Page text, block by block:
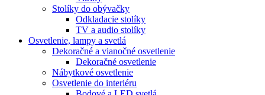
Stolíky do obývačky
Odkladacie stolíky
TV a audio stolíky
Osvetlenie, lampy a svetlá
Dekoračné a vianočné osvetlenie
Dekoračné osvetlenie
Nábytkové osvetlenie
Osvetlenie do interiéru